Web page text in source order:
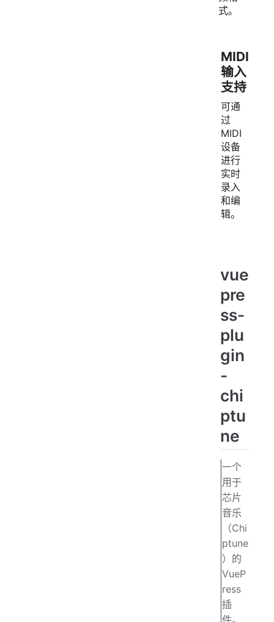
式。
MIDI
输入
支持
可通
过
MIDI
设备
进行
实时
录入
和编
辑。
vue
pre
ss-
plu
gin
-
chi
ptu
ne
一个
用于
芯片
音乐
（Chi
ptune
）的
VueP
ress
插
件。